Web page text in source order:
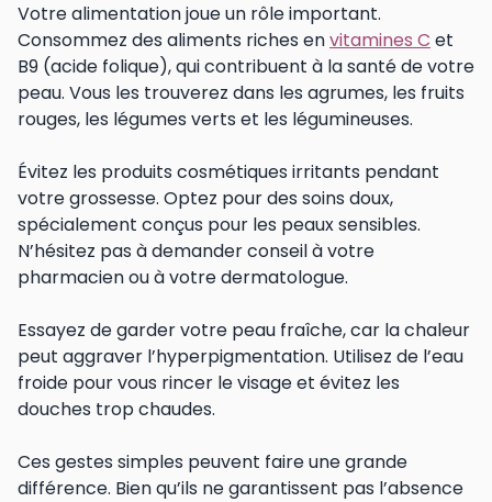
Votre alimentation joue un rôle important.
Consommez des aliments riches envitamines C et
B9 (acide folique), qui contribuent à la santé de votre
peau. Vous les trouverez dans les agrumes, les fruits
rouges, les légumes verts et les légumineuses.
Évitez les produits cosmétiques irritants pendant
votre grossesse. Optez pour des soins doux,
spécialement conçus pour les peaux sensibles.
N’hésitez pas à demander conseil à votre
pharmacien ou à votre dermatologue.
Essayez de garder votre peau fraîche, car la chaleur
peut aggraver l’hyperpigmentation. Utilisez de l’eau
froide pour vous rincer le visage et évitez les
douches trop chaudes.
Ces gestes simples peuvent faire une grande
différence. Bien qu’ils ne garantissent pas l’absence